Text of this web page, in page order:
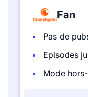
Fan
Pas de
Episodes
Mode